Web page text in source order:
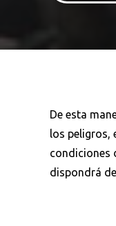
De esta
los peligros,
condiciones
dispondrá